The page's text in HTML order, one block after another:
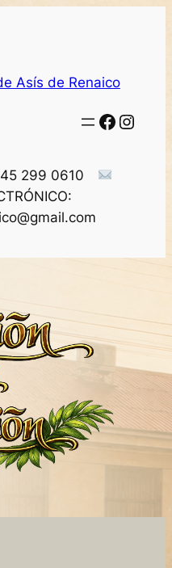
Asís de Renaico
45 299 0610